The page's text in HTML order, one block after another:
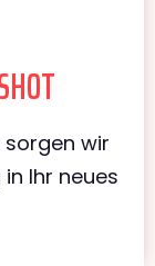
wir
Ihr neues